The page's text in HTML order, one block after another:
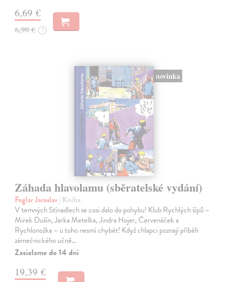
6,69 €
6,90 € ?
novinka
Záhada hlavolamu (sběratelské vydání)
Foglar Jaroslav| Kniha
V temných Stínadlech se cosi dalo do pohybu! Klub Rychlých šípů –
Mirek Dušín, Jarka Metelka, Jindra Hojer, Červenáček a
Rychlonožka – u toho nesmí chybět! Když chlapci poznají příběh
zámečnického učně…
Zasielame do 14 dní
19,39 €